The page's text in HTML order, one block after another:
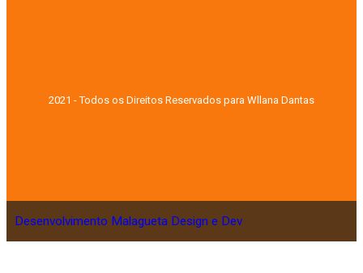
2021 - Todos os Direitos Reservados para Wllana Dantas
Desenvolvimento Malagueta Design e Dev